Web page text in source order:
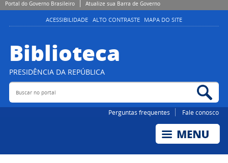
Portal do Governo Brasileiro Atualize sua Barra de Governo
ACESSIBILIDADE ALTO CONTRASTE MAPA DO SITE
Biblioteca
PRESIDÊNCIA DA REPÚBLICA
Buscar no portal
Perguntas frequentes Fale conosco